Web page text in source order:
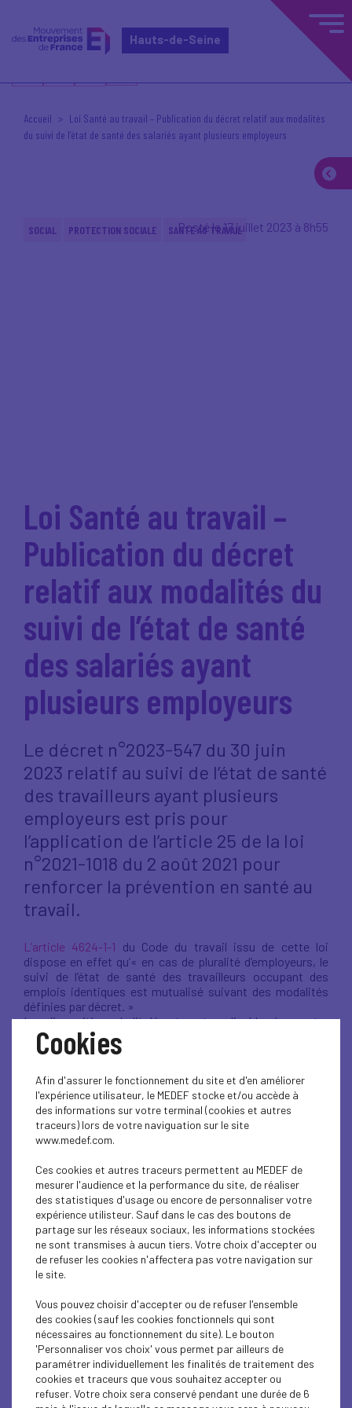
Hauts-de-Seine
Accueil
Loi Santé au travail – Publication du décret relatif aux modalités
du suivi de l’état de santé des salariés ayant plusieurs employeurs
SOCIAL PROTECTION SOCIALE SANTE AU TRAVAIL
Posté le 17 juillet 2023 à 8h55
Loi Santé au travail –
Publication du décret
relatif aux modalités du
suivi de l’état de santé
des salariés ayant
plusieurs employeurs
Le décret n°2023-547 du 30 juin
2023 relatif au suivi de l’état de santé
des travailleurs ayant plusieurs
employeurs est pris pour
l’application de l’article 25 de la loi
n°2021-1018 du 2 août 2021 pour
renforcer la prévention en santé au
travail.
L’article 4624-1-1 du Code du travail issu de cette loi
dispose en effet qu’« en cas de pluralité d’employeurs, le
suivi de l’état de santé des travailleurs occupant des
emplois identiques est mutualisé suivant des modalités
définies par décret. »
Les dispositions dudit décret sont applicables à compter
du 2 juillet 2023, à l’exception de celles relatives aux
modalités de répartition du coût de la mutualisation entre
janvier 2024.
Les conditions d’application du suivi mutualisé
Trois conditions sont à remplir pour le salarié :
le salarié exécute simultanément au moins deux
contrats de travail ;
les emplois concernés relèvent de la même
catégorie socioprofessionnelle selon la
nomenclature des professions et des catégories
socioprofessionnelles des emplois salariés des
employeurs privés et publics ;
le type de suivi individuel de l'état de santé du salarié
est identique pour les postes occupés.
La détermination de l’employeur principal :
l’employeur le plus ancien
C’est l’employeur avec lequel le travailleur entretient la
relation contractuelle la plus ancienne qui est réputé être
l’employeur principal pour l’application de l’ensemble des
dispositions du décret du 30 juin 2023, y compris lorsque
Cookies
Afin d'assurer le fonctionnement du site et d'en améliorer
l'expérience utilisateur, le MEDEF stocke et/ou accède à
des informations sur votre terminal (cookies et autres
traceurs) lors de votre naviguation sur le site
www.medef.com.
Ces cookies et autres traceurs permettent au MEDEF de
mesurer l'audience et la performance du site, de réaliser
des statistiques d'usage ou encore de personnaliser votre
expérience utilisteur. Sauf dans le cas des boutons de
partage sur les réseaux sociaux, les informations stockées
ne sont transmises à aucun tiers. Votre choix d'accepter ou
de refuser les cookies n'affectera pas votre navigation sur
le site.
Vous pouvez choisir d'accepter ou de refuser l'ensemble
des cookies (sauf les cookies fonctionnels qui sont
nécessaires au fonctionnement du site). Le bouton
'Personnaliser vos choix' vous permet par ailleurs de
paramétrer individuellement les finalités de traitement des
cookies et traceurs que vous souhaitez accepter ou
refuser. Votre choix sera conservé pendant une durée de 6